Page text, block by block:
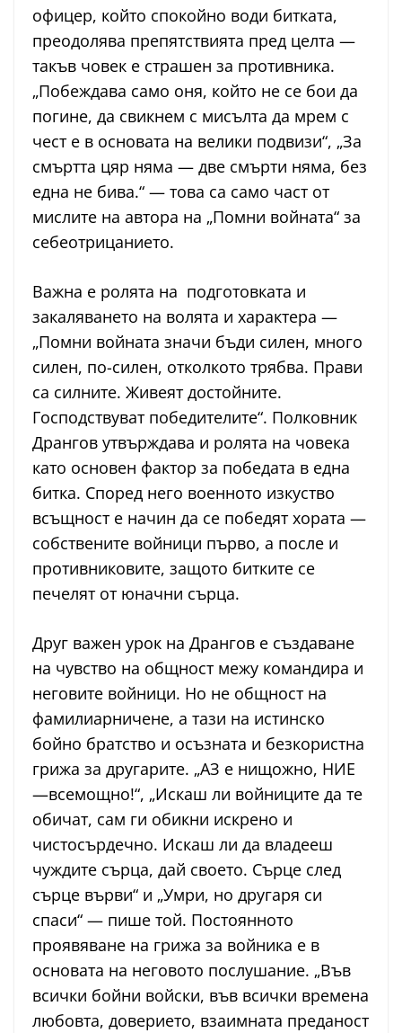
офицер, който спокойно води битката,
преодолява препятствията пред целта —
такъв човек е страшен за противника.
„Побеждава само оня, който не се бои да
погине, да свикнем с мисълта да мрем с
чест е в основата на велики подвизи“, „За
смъртта цяр няма — две смърти няма, без
една не бива.“ — това са само част от
мислите на автора на „Помни войната“ за
себеотрицанието.
Важна е ролята на подготовката и
закаляването на волята и характера —
„Помни войната значи бъди силен, много
силен, по-силен, отколкото трябва. Прави
са силните. Живеят достойните.
Господствуват победителите“. Полковник
Дрангов утвърждава и ролята на човека
като основен фактор за победата в една
битка. Според него военното изкуство
всъщност е начин да се победят хората —
собствените войници първо, а после и
противниковите, защото битките се
печелят от юначни сърца.
Друг важен урок на Дрангов е създаване
на чувство на общност межу командира и
неговите войници. Но не общност на
фамилиарничене, а тази на истинско
бойно братство и осъзната и безкористна
грижа за другарите. „АЗ е нищожно, НИЕ
—всемощно!“, „Искаш ли войниците да те
обичат, сам ги обикни искрено и
чистосърдечно. Искаш ли да владееш
чуждите сърца, дай своето. Сърце след
сърце върви“ и „Умри, но другаря си
спаси“ — пише той. Постоянното
проявяване на грижа за войника е в
основата на неговото послушание. „Във
всички бойни войски, във всички времена
любовта, доверието, взаимната преданост